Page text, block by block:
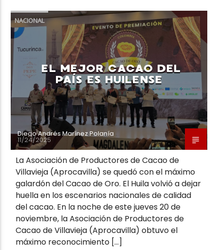
NACIONAL
EL MEJOR CACAO DEL
PAÍS ES HUILENSE
Diego Andrés Marínez Polanía
11/24/2025
La Asociación de Productores de Cacao de
Villavieja (Aprocavilla) se quedó con el máximo
galardón del Cacao de Oro. El Huila volvió a dejar
huella en los escenarios nacionales de calidad
del cacao. En la noche de este jueves 20 de
noviembre, la Asociación de Productores de
Cacao de Villavieja (Aprocavilla) obtuvo el
máximo reconocimiento […]